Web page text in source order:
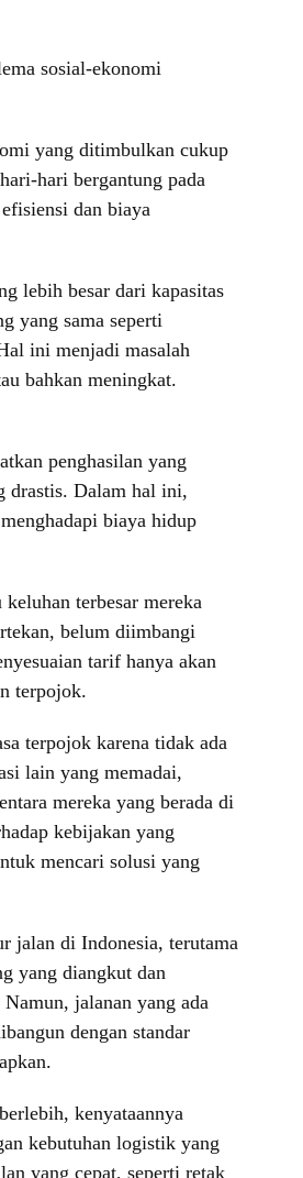
sosial-ekonomi
yang ditimbulkan cukup
hari bergantung pada
dan biaya
lebih besar dari kapasitas
yang sama seperti
ini menjadi masalah
bahkan meningkat.
penghasilan yang
drastis. Dalam hal ini,
biaya hidup
terbesar mereka
belum diimbangi
tarif hanya akan
terpojok.
terpojok karena tidak ada
lain yang memadai,
mereka yang berada di
kebijakan yang
mencari solusi yang
jalan di Indonesia, terutama
yang diangkut dan
jalanan yang ada
dengan standar
kenyataannya
kebutuhan logistik yang
yang cepat, seperti retak